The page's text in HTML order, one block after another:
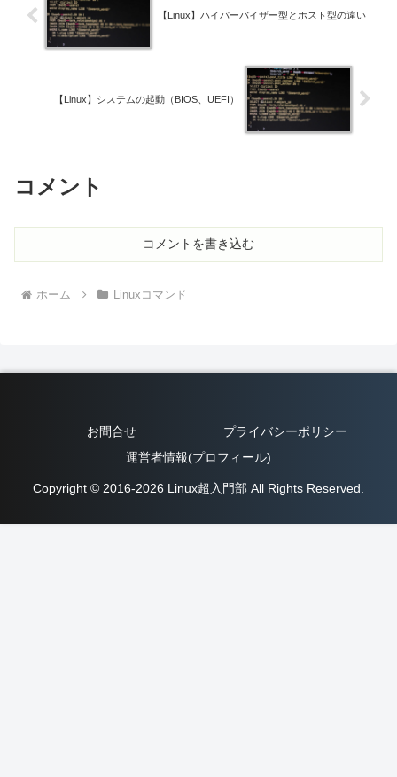
【Linux】ハイパーバイザー型とホスト型の違い
【Linux】システムの起動（BIOS、UEFI）
コメント
コメントを書き込む
ホーム Linuxコマンド
お問合せ
プライバシーポリシー
運営者情報(プロフィール)
Copyright © 2016-2026 Linux超入門部 All Rights Reserved.